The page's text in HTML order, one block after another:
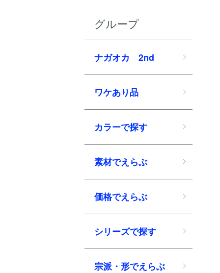
グループ
ナガオカ 2nd
ワケあり品
カラーで探す
素材でえらぶ
価格でえらぶ
シリーズで探す
宗派・形でえらぶ